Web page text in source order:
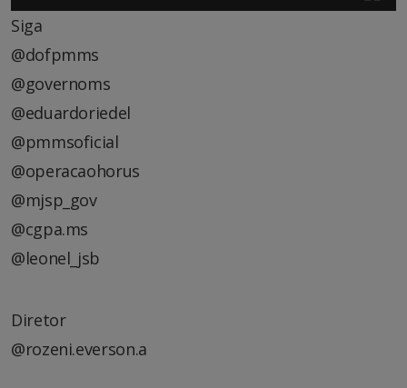
Siga
@dofpmms
@governoms
@eduardoriedel
@pmmsoficial
@operacaohorus
@mjsp_gov
@cgpa.ms
@leonel_jsb
Diretor
@rozeni.everson.a